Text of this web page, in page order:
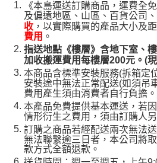
《本島運送訂購商品，運費全
及偏遠地區、山區、百貨公司
收 ，以實際購買的產品大小及
費用 。
指送地點《樓層》含地下室、
加收搬運費用每樓層200元。(
本商品含標準安裝服務(拆箱定
安裝途中無法正常配送(如須吊
費用產生須由消費者自行負擔。
本產品免費提供基本運送，若
情形衍生之費用，須由訂購人
訂購之商品若經配送兩次無法
無法聯繫逾三日者，本公司將
款方式全額退款。